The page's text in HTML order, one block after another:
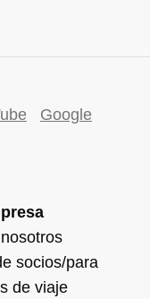
Google
socios/para
de viaje